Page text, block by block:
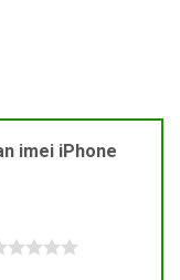
imei iPhone